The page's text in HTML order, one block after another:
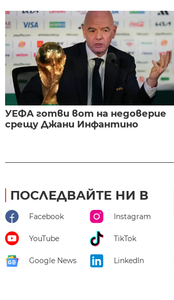
УЕФА готви вот на недоверие
срещу Джани Инфантино
ПОСЛЕДВАЙТЕ НИ В
Facebook Instagram
YouTube TikTok
Google News LinkedIn